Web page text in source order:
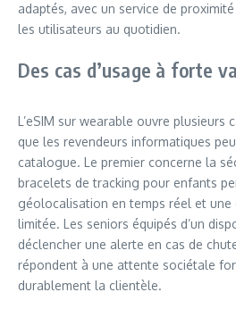
adaptés, avec un service de
les utilisateurs au quotidien.
Des cas d’usage à forte
L’eSIM sur wearable ouvre plusieurs
que les revendeurs informatiques
catalogue. Le premier concerne la
bracelets de tracking pour enfants
géolocalisation en temps réel et une
limitée. Les seniors équipés d’un
déclencher une alerte en cas de
répondent à une attente sociétale
durablement la clientèle.